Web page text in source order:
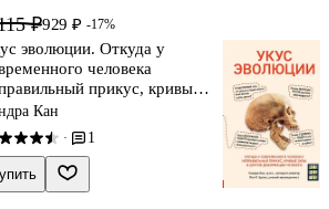
₽929 ₽ -17%
эволюции. Откуда у
человека
прикус, кривые
и другие деформации
Кан
· 1